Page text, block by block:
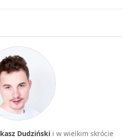
konwersji
DEV
C++
Java
Pascal
WEB
.htaccess
Dudzińskii w wielkim skrócie